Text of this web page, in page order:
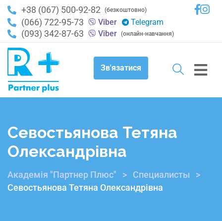
+38 (067) 500-92-82 (безкоштовно)
(066) 722-95-73 Viber Telegram
(093) 342-87-63 Viber (онлайн-навчання)
Зв'язатися
Севостьянова Тетяна
Олександрівна
Академія "Партнер Плюс" > Специалисты
>
Севостьянова Тетяна Олександрівна